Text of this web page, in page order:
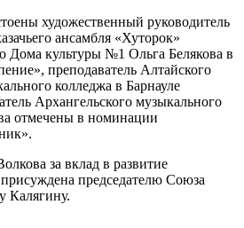
художественный руководитель
ансамбля «Хуторок»
Дома культуры №1 Ольга Белякова в
преподаватель Алтайского
колледжа в Барнауле
Архангельского музыкального
отмечены в номинации
за вклад в развитие
присуждена председателю Союза
Калягину.